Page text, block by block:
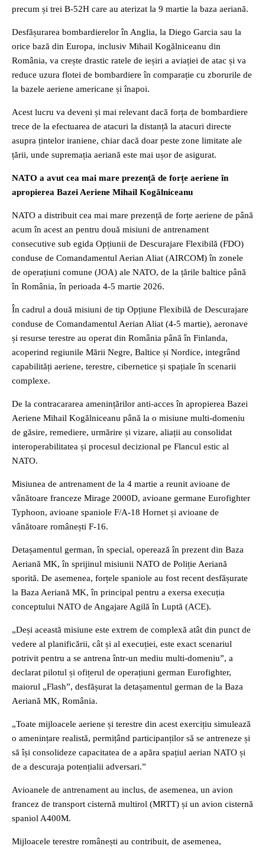
precum și trei B-52H care au aterizat la 9 martie la baza aeriană.
Desfășurarea bombardierelor în Anglia, la Diego Garcia sau la
orice bază din Europa, inclusiv Mihail Kogălniceanu din
România, va crește drastic ratele de ieșiri a aviației de atac și va
reduce uzura flotei de bombardiere în comparație cu zborurile de
la bazele aeriene americane și înapoi.
Acest lucru va deveni și mai relevant dacă forța de bombardiere
trece de la efectuarea de atacuri la distanță la atacuri directe
asupra țintelor iraniene, chiar dacă doar peste zone limitate ale
țării, unde supremația aeriană este mai ușor de asigurat.
NATO a avut cea mai mare prezență de forțe aeriene în
apropierea Bazei Aeriene Mihail Kogălniceanu
NATO a distribuit cea mai mare prezență de forțe aeriene de până
acum în acest an pentru două misiuni de antrenament
consecutive sub egida Opțiunii de Descurajare Flexibilă (FDO)
conduse de Comandamentul Aerian Aliat (AIRCOM) în zonele
de operațiuni comune (JOA) ale NATO, de la țările baltice până
în România, în perioada 4-5 martie 2026.
În cadrul a două misiuni de tip Opțiune Flexibilă de Descurajare
conduse de Comandamentul Aerian Aliat (4-5 martie), aeronave
și resurse terestre au operat din România până în Finlanda,
acoperind regiunile Mării Negre, Baltice și Nordice, integrând
capabilități aeriene, terestre, cibernetice și spațiale în scenarii
complexe.
De la contracararea amenințărilor anti-acces în apropierea Bazei
Aeriene Mihail Kogălniceanu până la o misiune multi-domeniu
de găsire, remediere, urmărire și vizare, aliații au consolidat
interoperabilitatea și procesul decizional pe Flancul estic al
NATO.
Misiunea de antrenament de la 4 martie a reunit avioane de
vânătoare franceze Mirage 2000D, avioane germane Eurofighter
Typhoon, avioane spaniole F/A-18 Hornet și avioane de
vânătoare românești F-16.
Detașamentul german, în special, operează în prezent din Baza
Aeriană MK, în sprijinul misiunii NATO de Poliție Aeriană
sporită. De asemenea, forțele spaniole au fost recent desfășurate
la Baza Aeriană MK, în principal pentru a exersa execuția
conceptului NATO de Angajare Agilă în Luptă (ACE).
„Deși această misiune este extrem de complexă atât din punct de
vedere al planificării, cât și al execuției, este exact scenariul
potrivit pentru a se antrena într-un mediu multi-domeniu”, a
declarat pilotul și ofițerul de operațiuni german Eurofighter,
maiorul „Flash”, desfășurat la detașamentul german de la Baza
Aeriană MK, România.
„Toate mijloacele aeriene și terestre din acest exercițiu simulează
o amenințare realistă, permițând participanților să se antreneze și
să își consolideze capacitatea de a apăra spațiul aerian NATO și
de a descuraja potențialii adversari.”
Avioanele de antrenament au inclus, de asemenea, un avion
francez de transport cisternă multirol (MRTT) și un avion cisternă
spaniol A400M.
Mijloacele terestre românești au contribuit, de asemenea,